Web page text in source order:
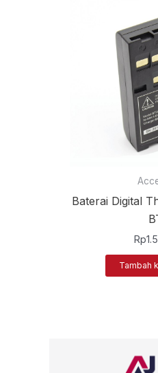
Baterai Digital
Rp
Tambah